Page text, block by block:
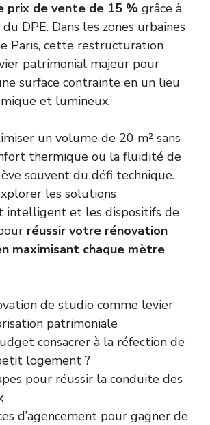
prix de vente de 15 % grâce à
DPE. Dans les zones urbaines
Paris, cette restructuration
patrimonial majeur pour
surface contrainte en un lieu
et lumineux.
un volume de 20 m² sans
thermique ou la fluidité de
souvent du défi technique.
les solutions
intelligent et les dispositifs de
réussir votre rénovation
maximisant chaque mètre
de studio comme levier
patrimoniale
consacrer à la réfection de
logement ?
pour réussir la conduite des
d’agencement pour gagner de